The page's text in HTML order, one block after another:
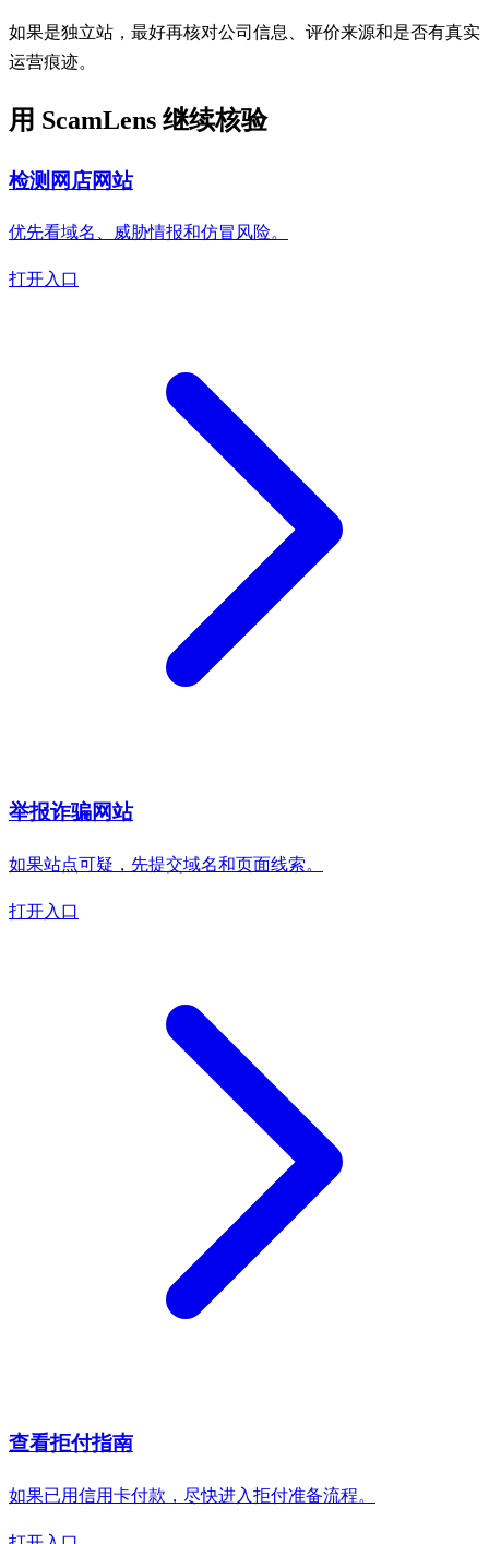
如果是独立站，最好再核对公司信息、评价来源和是否有真实
运营痕迹。
用 ScamLens 继续核验
检测网店网站
优先看域名、威胁情报和仿冒风险。
打开入口
举报诈骗网站
如果站点可疑，先提交域名和页面线索。
打开入口
查看拒付指南
如果已用信用卡付款，尽快进入拒付准备流程。